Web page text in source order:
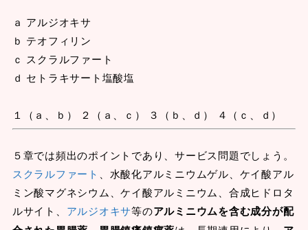
ａ アルジオキサ
ｂ テオフィリン
ｃ スクラルファート
ｄ セトラキサート塩酸塩
１（ａ、ｂ） ２（ａ、ｃ） ３（ｂ、ｄ） ４（ｃ、ｄ）
５章では頻出のポイントであり、サービス問題でしょう。
スクラルファート
、水酸化アルミニウムゲル、ケイ酸アル
ミン酸マグネシウム、ケイ酸アルミニウム、合成ヒドロタ
ルサイト、 アルジオキサ等のアルミニウムを含む成分が配